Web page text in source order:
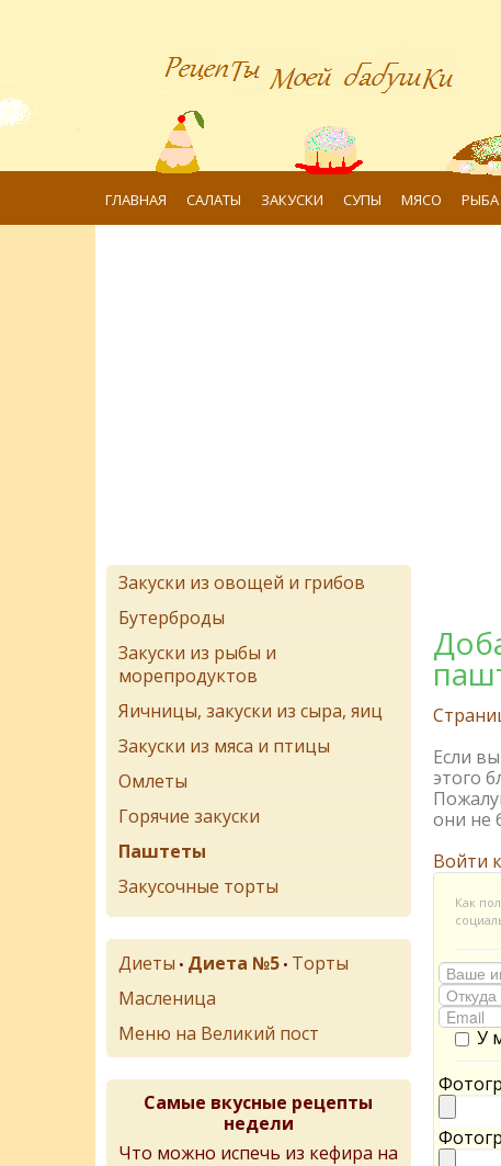
ГЛАВНАЯ САЛАТЫ ЗАКУСКИ СУПЫ МЯСО РЫБА
Если
этого
они не
Войти
Как
У
Закуски из овощей и грибов
Бутерброды
Закуски из рыбы и
морепродуктов
Яичницы, закуски из сыра, яиц
Закуски из мяса и птицы
Омлеты
Горячие закуски
Паштеты
Закусочные торты
Диеты • Диета №5 • Торты
Масленица
Меню на Великий пост
Самые вкусные рецепты
недели
Что можно испечь из кефира на